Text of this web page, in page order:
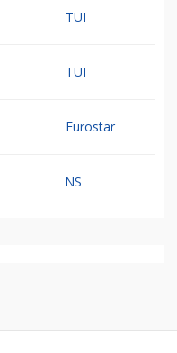
TUI
TUI
Eurostar
NS